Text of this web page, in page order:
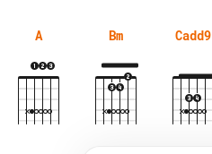
A Bm Cadd9